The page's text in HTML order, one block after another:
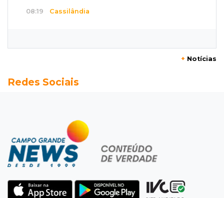
08:19 Cassilândia
Jagunços, jacobinos e batalha política nas
O rebanho dos originais
08:06De MS para o mundo
Grande expõe obras na Itália
+ Notícias
Redes Sociais